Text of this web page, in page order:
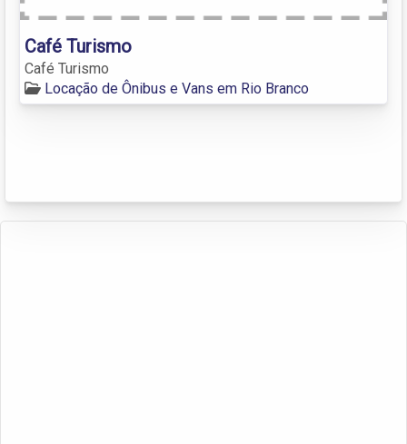
Café Turismo
Café Turismo
Locação de Ônibus e Vans em Rio Branco